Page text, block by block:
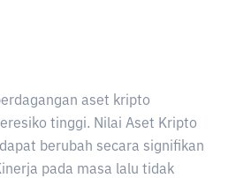
aset kripto
tinggi. Nilai Aset Kripto
berubah secara signifikan
pada masa lalu tidak